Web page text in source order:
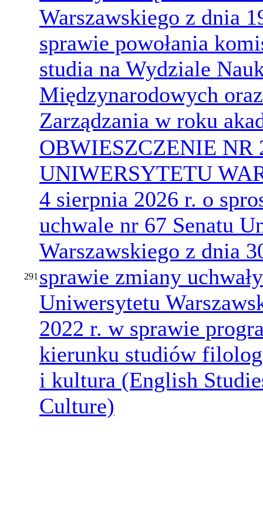
Warszawskiego z dnia
sprawie powołania
studia na Wydziale
Międzynarodowych
Zarządzania w roku
291
OBWIESZCZENIE NR
UNIWERSYTETU
4 sierpnia 2026 r. o
uchwale nr 67 Senatu
Warszawskiego z dnia
sprawie zmiany
Uniwersytetu
2022 r. w sprawie
kierunku studiów
i kultura (English
Culture)